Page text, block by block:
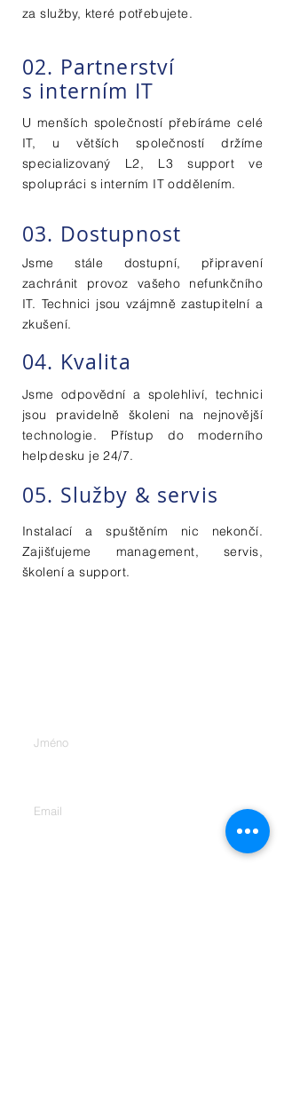
za služby, které potřebujete.
02. Partnerství
s interním IT
U menších společností přebíráme celé
IT, u větších společností držíme
specializovaný L2, L3 support ve
spolupráci s interním IT oddělením.
03. Dostupnost
Jsme stále dostupní, připravení
zachránit provoz vašeho nefunkčního
IT. Technici jsou vzájmně zastupitelní a
zkušení.
04. Kvalita
Jsme odpovědní a spolehliví, technici
jsou pravidelně školeni na nejnovější
technologie. Přístup do moderního
helpdesku je 24/7.
05. Služby & servis
Instalací a spuštěním nic nekončí.
Zajišťujeme management, servis,
školení a support.